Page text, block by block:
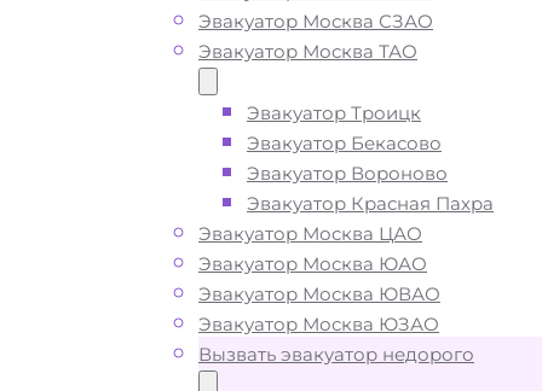
Эвакуатор Москва СЗАО
Эвакуатор Москва ТАО
Эвакуатор Троицк
Эвакуатор Бекасово
Эвакуатор Вороново
Эвакуатор Красная Пахра
Эвакуатор Москва ЦАО
Эвакуатор Москва ЮАО
Эвакуатор Москва ЮВАО
Эвакуатор Москва ЮЗАО
Вызвать эвакуатор недорого
Вызвать эвакуатор на
Минском шоссе
Эвакуатор Минское шоссе дешево -
приедем быстро, при срочном
подача ближайшего эвакуатора на
Минском шоссе производится